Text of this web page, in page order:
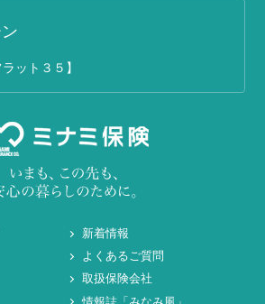
ット３５】
新着情報
よくあるご質問
取扱保険会社
情報誌「みなみ風」